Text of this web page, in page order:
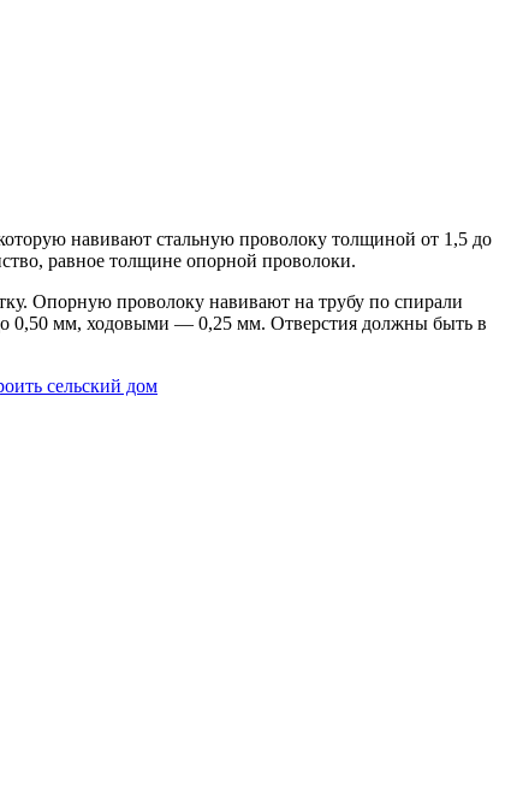
навивают стальную проволоку толщиной от 1,5 до
равное толщине опорной проволоки.
Опорную проволоку навивают на трубу по спирали
0,50 мм, ходовыми — 0,25 мм. Отверстия должны быть в